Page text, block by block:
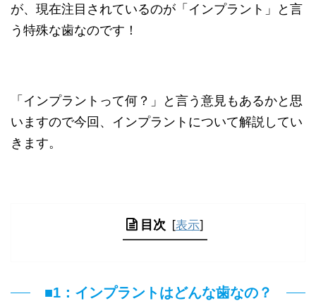
が、現在注目されているのが「インプラント」と言
う特殊な歯なのです！
「インプラントって何？」と言う意見もあるかと思
いますので今回、インプラントについて解説してい
きます。
目次 [表示]
■1：インプラントはどんな歯なの？